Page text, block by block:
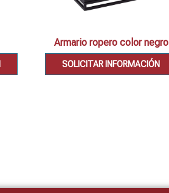
Armario ropero color negro
SOLICITAR INFORMACIÓN